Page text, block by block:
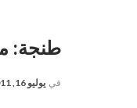
طنجة:
في يوليو 16, 2011